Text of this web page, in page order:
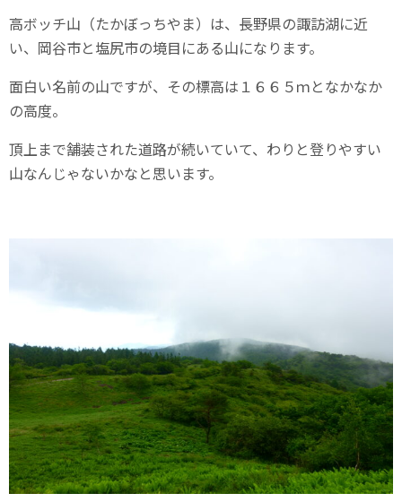
高ボッチ山（たかぼっちやま）は、長野県の諏訪湖に近
い、岡谷市と塩尻市の境目にある山になります。
面白い名前の山ですが、その標高は１６６５ｍとなかなか
の高度。
頂上まで舗装された道路が続いていて、わりと登りやすい
山なんじゃないかなと思います。